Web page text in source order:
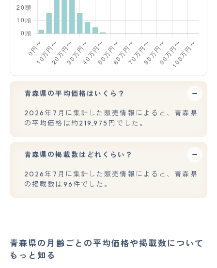
青森県の平均価格はいくら？
2026年7月に集計した販売情報によると、青森県
の平均価格は約219,975円でした。
青森県の掲載数はどれくらい？
2026年7月に集計した販売情報によると、青森県
の掲載数は96件でした。
青森県の月齢ごとの平均価格や掲載数について
もっと知る